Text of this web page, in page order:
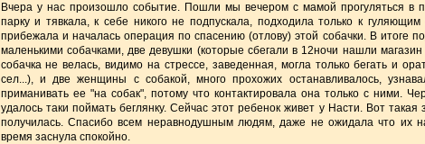
Вчера у нас произошло событие. Пошли мы вечером с мамой прогуляться в
парку и тявкала, к себе никого не подпускала, подходила только к
прибежала и началась операция по спасению (отлову) этой собачки. В итоге
маленькими собачками, две девушки (которые сбегали в 12ночи нашли
собачка не велась, видимо на стрессе, заведенная, могла только бегать и
сел...), и две женщины с собакой, много прохожих останавливалось,
приманивать ее "на собак", потому что контактировала она только с ними.
удалось таки поймать беглянку. Сейчас этот ребенок живет у Насти. Вот такая
получилась. Спасибо всем неравнодушным людям, даже не ожидала что их
время заснула спокойно.